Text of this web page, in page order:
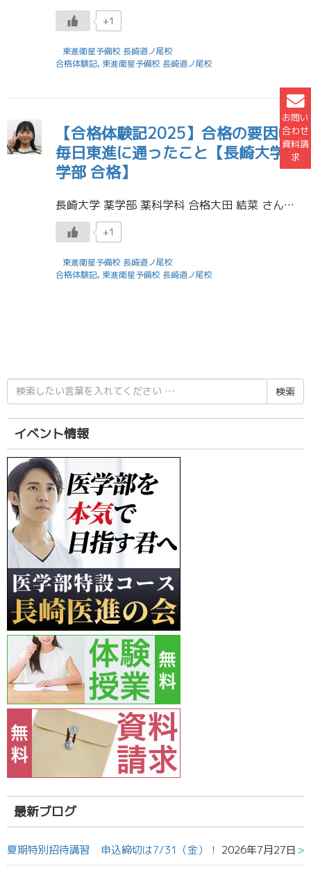
お問い
合わせ
資料請
求
+1
東進衛星予備校 長崎道ノ尾校
合格体験記, 東進衛星予備校 長崎道ノ尾校
【合格体験記2025】合格の要因は
毎日東進に通ったこと【長崎大学 薬
学部 合格】
長崎大学 薬学部 薬科学科 合格大田 結菜 さん長崎西高校 卒業 東進の先生方とはやる気を失ったときや精神的にきつい時などに面談をし、リフレッシュをしていました。大学生活の楽しみなどを教えて下さり、大学生活へのあこがれが […]
+1
東進衛星予備校 長崎道ノ尾校
合格体験記, 東進衛星予備校 長崎道ノ尾校
検
索
結
果:
イベント情報
最新ブログ
夏期特別招待講習 申込締切は7/31（金）！ 2026年7月27日